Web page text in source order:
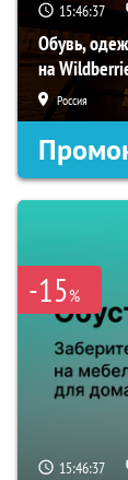
15:46:36
Обувь,
на
Россия
-15%
15:46:36